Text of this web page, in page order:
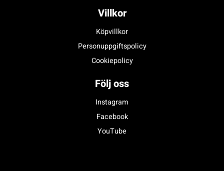
Villkor
Köpvillkor
Personuppgiftspolicy
Cookiepolicy
Följ oss
Instagram
Facebook
YouTube